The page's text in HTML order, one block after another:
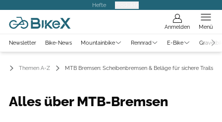
Hefte
Anmelden Menü
Newsletter Bike-News Mountainbike Rennrad E-Bike
Themen A-Z MTB Bremsen: Scheibenbremsen & Beläge für sichere Trails
Alles über MTB-Bremsen